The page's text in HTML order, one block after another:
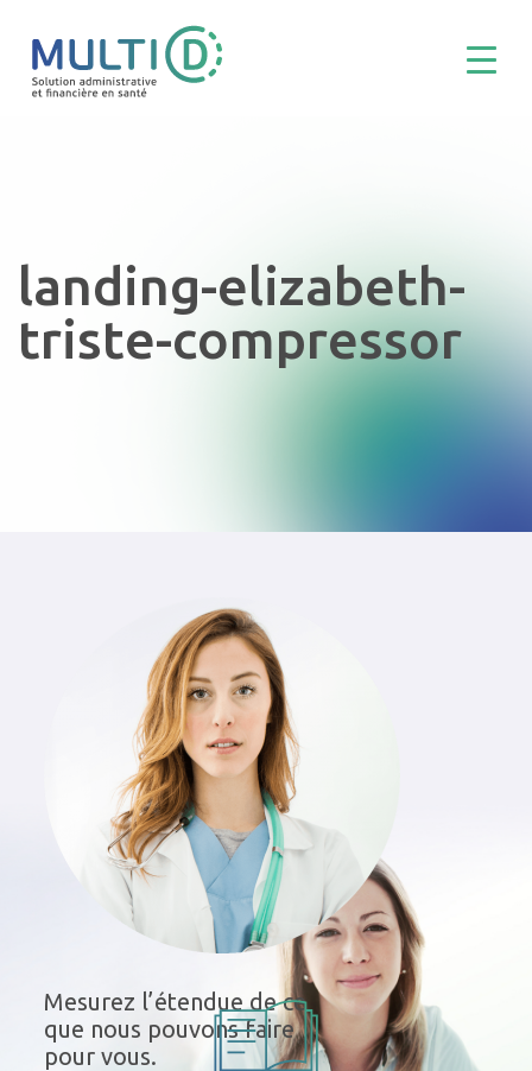
landing-elizabeth-
triste-compressor
Mesurez l’étendue de ce
que nous pouvons faire
pour vous.